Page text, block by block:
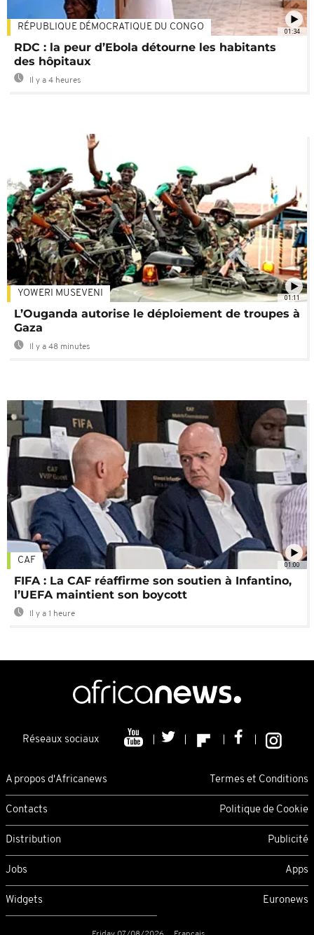
01:34
RÉPUBLIQUE DÉMOCRATIQUE DU CONGO
RDC : la peur d’Ebola détourne les habitants
des hôpitaux
Il y a 4 heures
01:11
YOWERI MUSEVENI
L’Ouganda autorise le déploiement de troupes à
Gaza
Il y a 48 minutes
01:00
CAF
FIFA : La CAF réaffirme son soutien à Infantino,
l’UEFA maintient son boycott
Il y a 1 heure
Réseaux sociaux
A propos d'Africanews Termes et Conditions
Contacts Politique de Cookie
Distribution Publicité
Jobs Apps
Widgets Euronews